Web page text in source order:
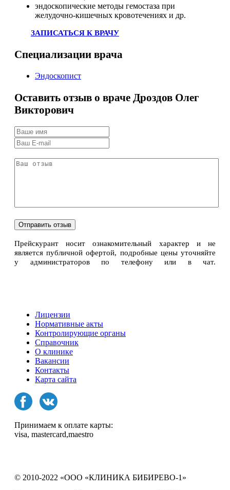
эндоскопические методы гемостаза при
желудочно-кишечных кровотечениях и др.
ЗАПИСАТЬСЯ К ВРАЧУ
Специализации врача
Эндоскопист
Оставить отзыв о враче Дроздов Олег
Викторович
Прейскурант носит ознакомительный характер и не
является публичной офертой, подробные цены уточняйте
у администраторов по телефону или в чат.
Лицензии
Нормативные акты
Контролирующие органы
Справочник
О клинике
Вакансии
Контакты
Карта сайта
Принимаем к оплате карты:
visa, mastercard,maestro
© 2010-2022 «ООО «КЛИНИКА БИБИРЕВО-1»